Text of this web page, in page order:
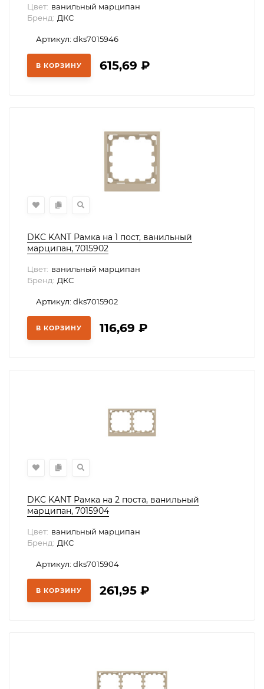
Цвет: ванильный марципан
Бренд: ДКС
Артикул: dks7015946
В КОРЗИНУ 615,69 ₽
DKC KANT Рамка на 1 пост, ванильный
марципан, 7015902
Цвет: ванильный марципан
Бренд: ДКС
Артикул: dks7015902
В КОРЗИНУ 116,69 ₽
DKC KANT Рамка на 2 поста, ванильный
марципан, 7015904
Цвет: ванильный марципан
Бренд: ДКС
Артикул: dks7015904
В КОРЗИНУ 261,95 ₽